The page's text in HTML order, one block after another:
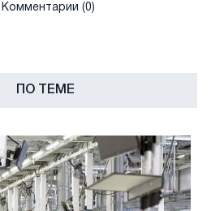
Комментарии (0)
ПО ТЕМЕ